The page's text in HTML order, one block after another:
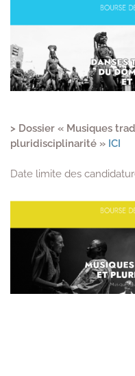
> Dossier « Musiques
pluridisciplinarité » ICI
Date limite des